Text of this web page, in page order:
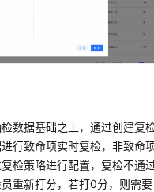
数据基础之上，通过创建复
行致命项实时复检，非致命
检策略进行配置，复检不通
重新打分，若打0分，则需